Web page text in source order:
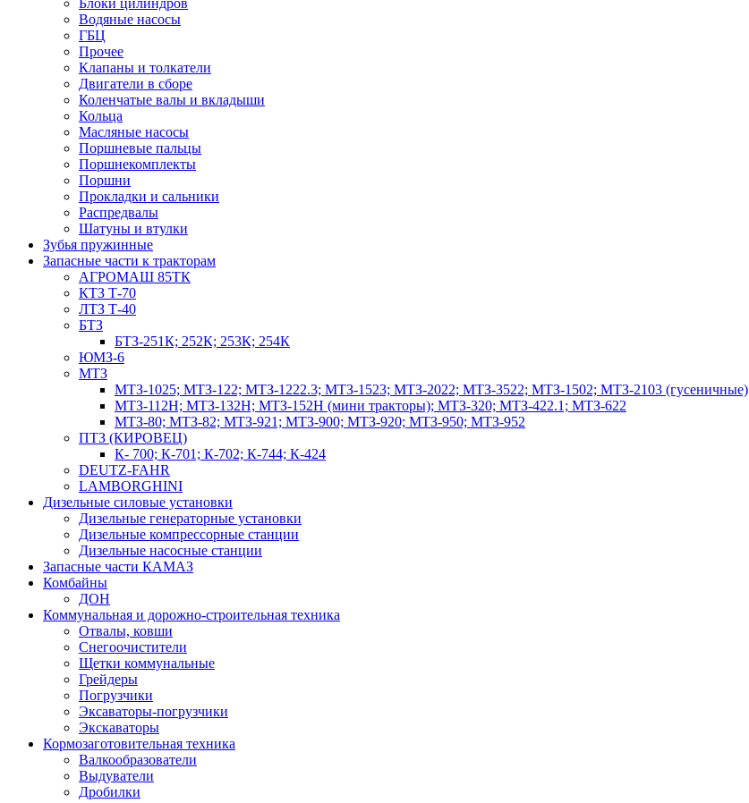
Блоки цилиндров
Водяные насосы
ГБЦ
Прочее
Клапаны и толкатели
Двигатели в сборе
Коленчатые валы и вкладыши
Кольца
Масляные насосы
Поршневые пальцы
Поршнекомплекты
Поршни
Прокладки и сальники
Распредвалы
Шатуны и втулки
Зубья пружинные
Запасные части к тракторам
АГРОМАШ 85ТК
КТЗ Т-70
ЛТЗ Т-40
БТЗ
БТЗ-251К; 252К; 253К; 254К
ЮМЗ-6
МТЗ
МТЗ-1025; МТЗ-122; МТЗ-1222.3; МТЗ-1523; МТЗ-2022; МТЗ-3522; МТЗ-1502; МТЗ-2103 (гусеничные)
МТЗ-112Н; МТЗ-132Н; МТЗ-152Н (мини тракторы); МТЗ-320; МТЗ-422.1; МТЗ-622
МТЗ-80; МТЗ-82; МТЗ-921; МТЗ-900; МТЗ-920; МТЗ-950; МТЗ-952
ПТЗ (КИРОВЕЦ)
К- 700; К-701; К-702; К-744; К-424
DEUTZ-FAHR
LAMBORGHINI
Дизельные силовые установки
Дизельные генераторные установки
Дизельные компрессорные станции
Дизельные насосные станции
Запасные части КАМАЗ
Комбайны
ДОН
Коммунальная и дорожно-строительная техника
Отвалы, ковши
Снегоочистители
Щетки коммунальные
Грейдеры
Погрузчики
Эксаваторы-погрузчики
Экскаваторы
Кормозаготовительная техника
Валкообразователи
Выдуватели
Дробилки